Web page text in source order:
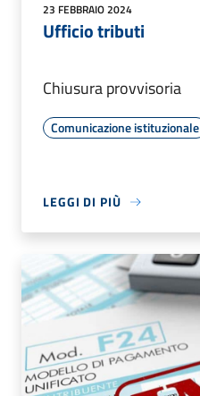
23 FEBBRAIO 2024
Ufficio tributi
Chiusura provvisoria
Comunicazione istituzionale
LEGGI DI PIÙ